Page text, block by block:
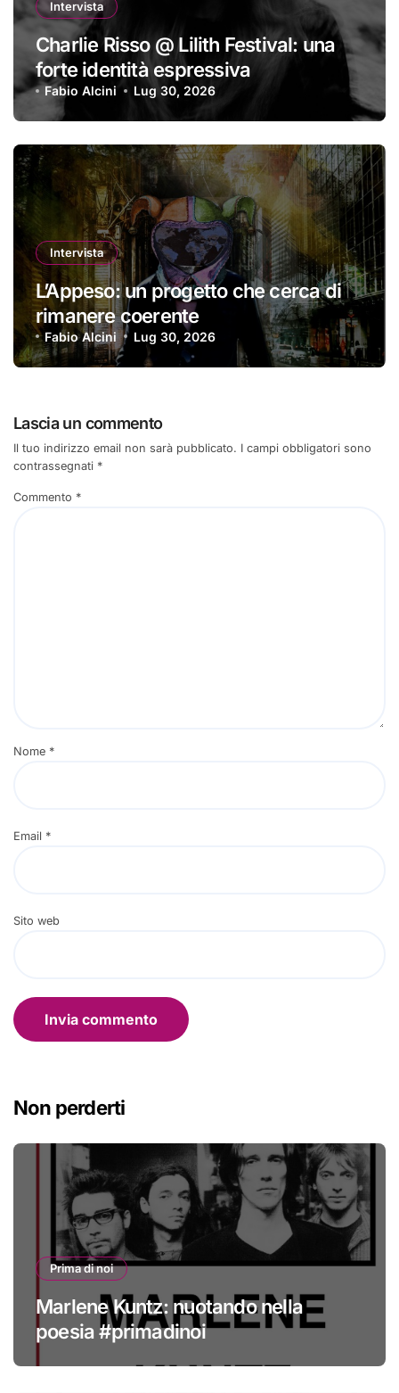
Intervista
Charlie Risso @ Lilith Festival: una
forte identità espressiva
Fabio Alcini Lug 30, 2026
Intervista
L’Appeso: un progetto che cerca di
rimanere coerente
Fabio Alcini Lug 30, 2026
Lascia un commento
Il tuo indirizzo email non sarà pubblicato. I campi obbligatori sono
contrassegnati *
Commento *
Nome *
Email *
Sito web
Non perderti
Prima di noi
Marlene Kuntz: nuotando nella
poesia #primadinoi